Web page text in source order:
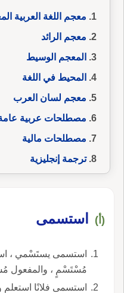
معجم اللغة العربية
معجم الرائد
المعجم الوسيط
المحيط في اللغة
معجم لسان العرب
مصطلحات عربية
مصطلحات مالية
ترجمة إنجليزية
(أ) استسمى
استسمى يستَسْمي ،
مُسْتَسْمٍ ، والمفعول
استسمى فلانًا